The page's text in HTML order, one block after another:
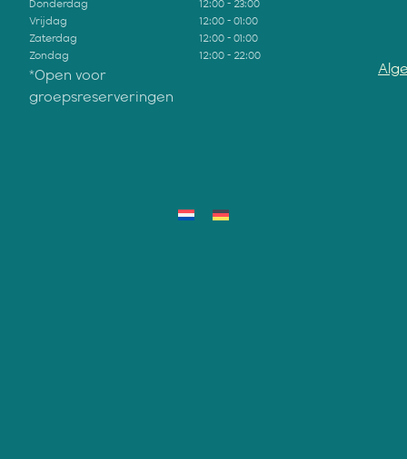
Donderdag
Vrijdag
Zaterdag
Zondag
*Open voor
groepsreserveringen
12:00 - 23:00
12:00 - 01:00
12:00 - 01:00
12:00 - 22:00